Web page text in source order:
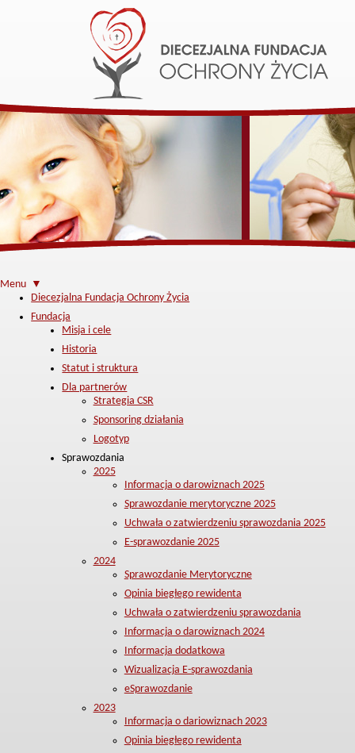
Menu ▼
Diecezjalna Fundacja Ochrony Życia
Fundacja
Misja i cele
Historia
Statut i struktura
Dla partnerów
Strategia CSR
Sponsoring działania
Logotyp
Sprawozdania
2025
Informacja o darowiznach 2025
Sprawozdanie merytoryczne 2025
Uchwała o zatwierdzeniu sprawozdania 2025
E-sprawozdanie 2025
2024
Sprawozdanie Merytoryczne
Opinia biegłego rewidenta
Uchwała o zatwierdzeniu sprawozdania
Informacja o darowiznach 2024
Informacja dodatkowa
Wizualizacja E-sprawozdania
eSprawozdanie
2023
Informacja o dariowiznach 2023
Opinia biegłego rewidenta